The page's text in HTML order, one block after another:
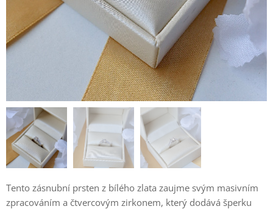
Tento zásnubní prsten z bílého zlata zaujme svým masivním
zpracováním a čtvercovým zirkonem, který dodává šperku